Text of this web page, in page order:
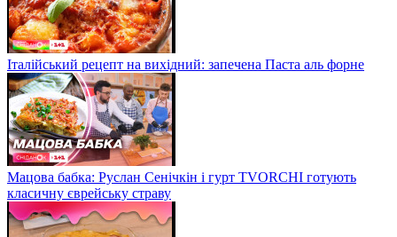
Італійський рецепт на вихідний: запечена Паста аль форне
Мацова бабка: Руслан Сенічкін і гурт TVORCHI готують
класичну єврейську страву